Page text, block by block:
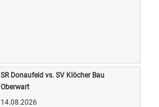
SR Donaufeld vs. SV Klöcher Bau
Oberwart
14.08.2026